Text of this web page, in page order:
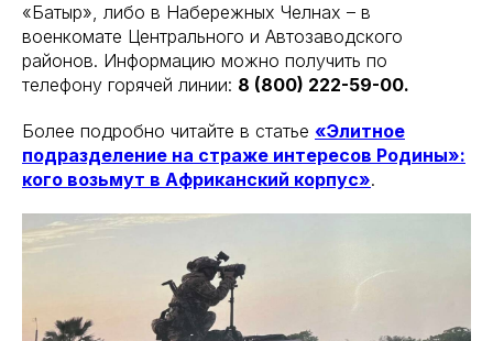
«Батыр», либо в Набережных Челнах – в
военкомате Центрального и Автозаводского
районов. Информацию можно получить по
телефону горячей линии: 8 (800) 222-59-00.
Более подробно читайте в статье «Элитное
подразделение на страже интересов Родины»:
кого возьмут в Африканский корпус».